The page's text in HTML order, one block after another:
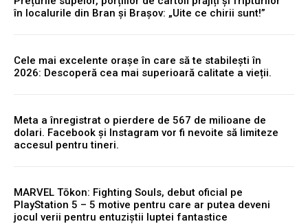
în localurile din Bran și Brașov: „Uite ce chirii sunt!”
Cele mai excelente orașe în care să te stabilești în
2026: Descoperă cea mai superioară calitate a vieții.
Meta a înregistrat o pierdere de 567 de milioane de
dolari. Facebook și Instagram vor fi nevoite să limiteze
accesul pentru tineri.
MARVEL Tōkon: Fighting Souls, debut oficial pe
PlayStation 5 – 5 motive pentru care ar putea deveni
jocul verii pentru entuziștii luptei fantastice